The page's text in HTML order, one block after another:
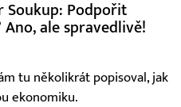
Soukup: Podpořit
Ano, ale spravedlivě!
tu několikrát popisoval, jak
ekonomiku.